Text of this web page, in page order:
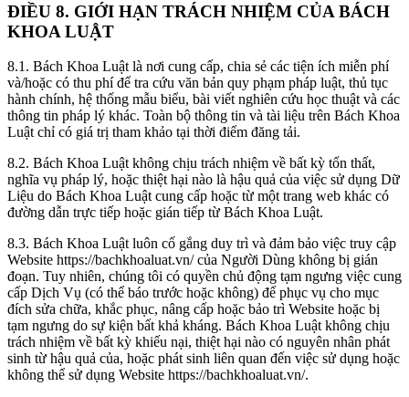
ĐIỀU 8. GIỚI HẠN TRÁCH NHIỆM CỦA BÁCH
KHOA LUẬT
8.1. Bách Khoa Luật là nơi cung cấp, chia sẻ các tiện ích miễn phí
và/hoặc có thu phí để tra cứu văn bản quy phạm pháp luật, thủ tục
hành chính, hệ thống mẫu biểu, bài viết nghiên cứu học thuật và các
thông tin pháp lý khác. Toàn bộ thông tin và tài liệu trên Bách Khoa
Luật chỉ có giá trị tham khảo tại thời điểm đăng tải.
8.2. Bách Khoa Luật không chịu trách nhiệm về bất kỳ tổn thất,
nghĩa vụ pháp lý, hoặc thiệt hại nào là hậu quả của việc sử dụng Dữ
Liệu do Bách Khoa Luật cung cấp hoặc từ một trang web khác có
đường dẫn trực tiếp hoặc gián tiếp từ Bách Khoa Luật.
8.3. Bách Khoa Luật luôn cố gắng duy trì và đảm bảo việc truy cập
Website https://bachkhoaluat.vn/ của Người Dùng không bị gián
đoạn. Tuy nhiên, chúng tôi có quyền chủ động tạm ngưng việc cung
cấp Dịch Vụ (có thể báo trước hoặc không) để phục vụ cho mục
đích sửa chữa, khắc phục, nâng cấp hoặc bảo trì Website hoặc bị
tạm ngưng do sự kiện bất khả kháng. Bách Khoa Luật không chịu
trách nhiệm về bất kỳ khiếu nại, thiệt hại nào có nguyên nhân phát
sinh từ hậu quả của, hoặc phát sinh liên quan đến việc sử dụng hoặc
không thể sử dụng Website https://bachkhoaluat.vn/.